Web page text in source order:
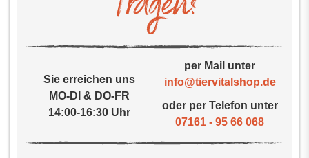
Sie erreichen uns
MO-DI & DO-FR
14:00-16:30 Uhr
per Mail unter
info@tiervitalshop.de
oder per Telefon unter
07161 - 95 66 068